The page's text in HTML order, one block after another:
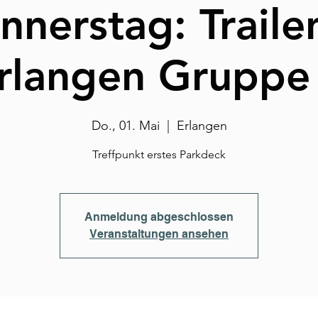
Do., 01. Mai Erlangen
Treffpunkt erstes Parkdeck
Anmeldung abgeschlossen
Veranstaltungen ansehen